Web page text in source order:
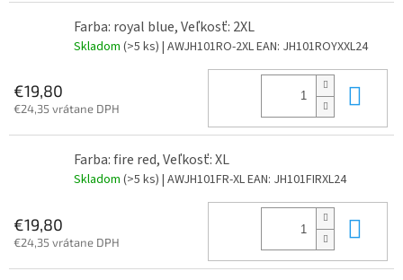
Farba: royal blue, Veľkosť: 2XL
Skladom (>5 ks) | AWJH101RO-2XLEAN: JH101ROYXXL24
€19,80
€24,35 vrátane DPH
Farba: fire red, Veľkosť: XL
Skladom (>5 ks) | AWJH101FR-XLEAN: JH101FIRXL24
€19,80
€24,35 vrátane DPH